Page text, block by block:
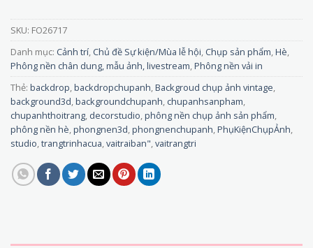
SKU: FO26717
Danh mục: Cảnh trí, Chủ đề Sự kiện/Mùa lễ hội, Chụp sản phẩm,Hè,
Phông nền chân dung, mẫu ảnh, livestream,Phông nền vải in
Thẻ: backdrop,backdropchupanh,Backgroud chụp ảnh vintage,
background3d,backgroundchupanh, chupanhsanpham,
chupanhthoitrang, decorstudio,phông nền chụp ảnh sản phẩm,
phông nền hè,phongnen3d,phongnenchupanh,PhụKiệnChụpẢnh,
studio,trangtrinhacua,vaitraiban",vaitrangtri